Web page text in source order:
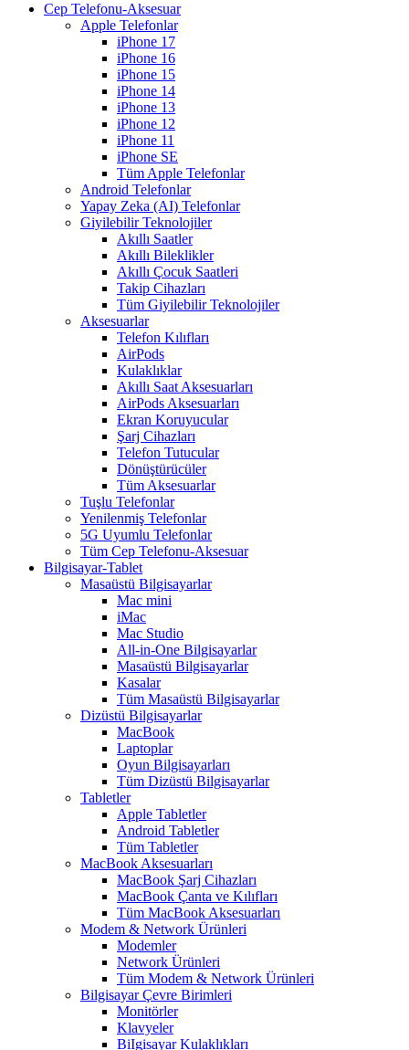
Cep Telefonu-Aksesuar
Apple Telefonlar
iPhone 17
iPhone 16
iPhone 15
iPhone 14
iPhone 13
iPhone 12
iPhone 11
iPhone SE
Tüm Apple Telefonlar
Android Telefonlar
Yapay Zeka (AI) Telefonlar
Giyilebilir Teknolojiler
Akıllı Saatler
Akıllı Bileklikler
Akıllı Çocuk Saatleri
Takip Cihazları
Tüm Giyilebilir Teknolojiler
Aksesuarlar
Telefon Kılıfları
AirPods
Kulaklıklar
Akıllı Saat Aksesuarları
AirPods Aksesuarları
Ekran Koruyucular
Şarj Cihazları
Telefon Tutucular
Dönüştürücüler
Tüm Aksesuarlar
Tuşlu Telefonlar
Yenilenmiş Telefonlar
5G Uyumlu Telefonlar
Tüm Cep Telefonu-Aksesuar
Bilgisayar-Tablet
Masaüstü Bilgisayarlar
Mac mini
iMac
Mac Studio
All-in-One Bilgisayarlar
Masaüstü Bilgisayarlar
Kasalar
Tüm Masaüstü Bilgisayarlar
Dizüstü Bilgisayarlar
MacBook
Laptoplar
Oyun Bilgisayarları
Tüm Dizüstü Bilgisayarlar
Tabletler
Apple Tabletler
Android Tabletler
Tüm Tabletler
MacBook Aksesuarları
MacBook Şarj Cihazları
MacBook Çanta ve Kılıfları
Tüm MacBook Aksesuarları
Modem & Network Ürünleri
Modemler
Network Ürünleri
Tüm Modem & Network Ürünleri
Bilgisayar Çevre Birimleri
Monitörler
Klavyeler
BiIgisayar Kulaklıkları